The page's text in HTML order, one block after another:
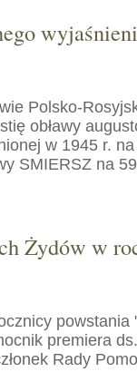
Polsko-
obławy
w 1945 r.
SMIERSZ na
Żydów w
powstania
premiera
Rady